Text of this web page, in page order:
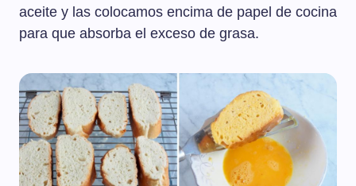
aceite y las colocamos encima de papel de cocina
para que absorba el exceso de grasa.